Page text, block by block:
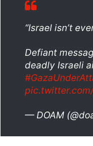
“Israel isn’t
Defiant
deadly Israeli
— DOAM